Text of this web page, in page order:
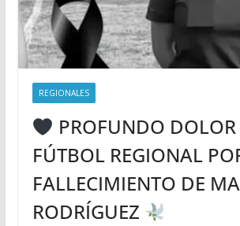
REGIONALES
PROFUNDO DOLOR
FÚTBOL REGIONAL
FALLECIMIENTO DE
RODRÍGUEZ